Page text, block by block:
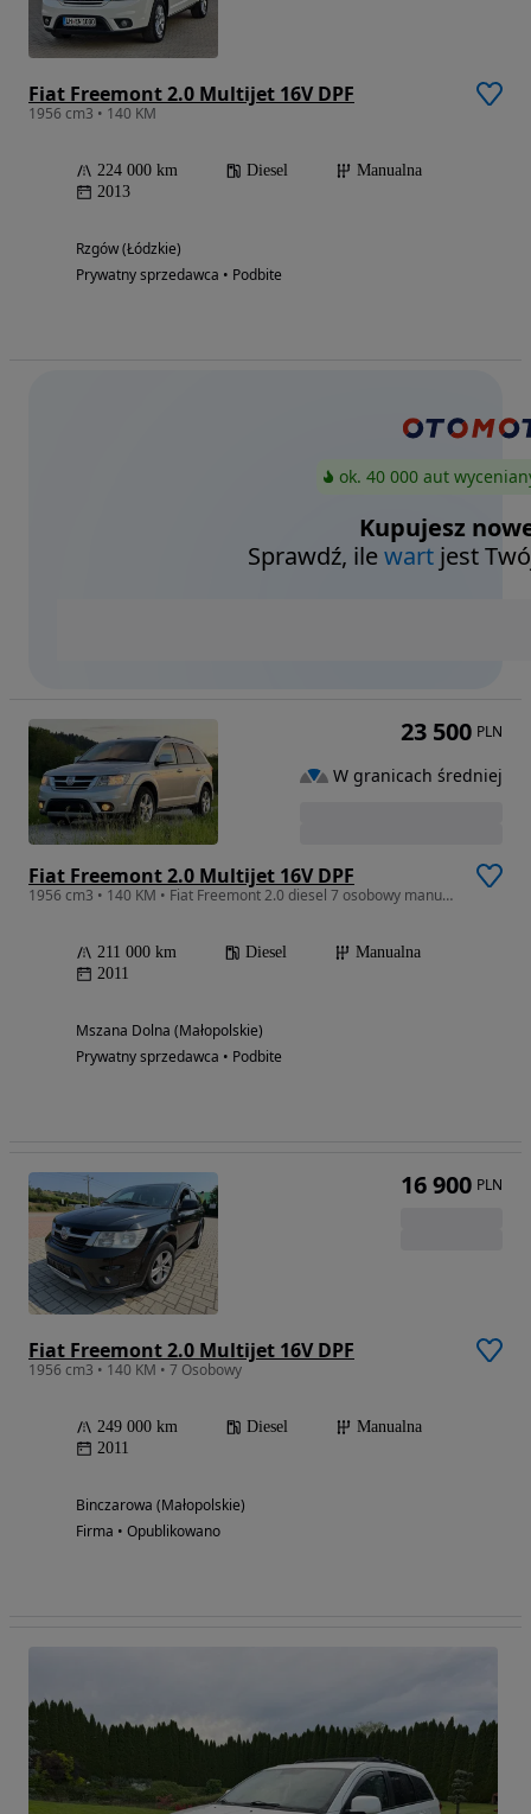
Fiat Freemont 2.0 Multijet 16V DPF
1956 cm3 • 140 KM
224 000 km Diesel
Manualna
2013
Rzgów (Łódzkie)
Prywatny sprzedawca • Podbite
ok. 40 000 aut
Kupujesz
Sprawdź, ilewart jest
Fiat Freemont 2.0 Multijet 16V DPF
1956 cm3 • 140 KM • Fiat Freemont 2.0 diesel 7 osobowy manual bez rdzy
211 000 km Diesel
Manualna
2011
Mszana Dolna (Małopolskie)
Prywatny sprzedawca • Podbite
23 500 PLN
W granicach średniej
Fiat Freemont 2.0 Multijet 16V DPF
1956 cm3 • 140 KM • 7 Osobowy
249 000 km Diesel
Manualna
2011
Binczarowa (Małopolskie)
Firma • Opublikowano
16 900 PLN